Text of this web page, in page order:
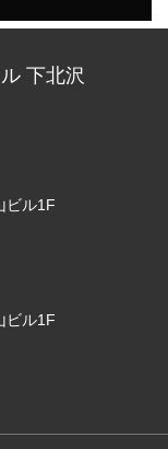
下北沢
ビル1F
ビル1F